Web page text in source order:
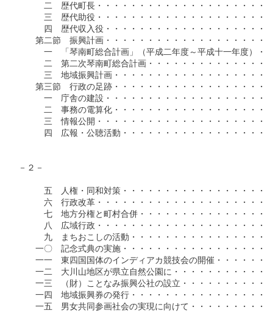
二　歴代町長・・・・・・・・・・・・・・・・・・・・・
三　歴代助役・・・・・・・・・・・・・・・・・・・・・
四　歴代収入役・・・・・・・・・・・・・・・・・・・・
第二節　振興計画・・・・・・・・・・・・・・・・・・・
一　「琴南町総合計画」（平成二年度～平成十一年度）・・
二　第二次琴南町総合計画・・・・・・・・・・・・・・・
三　地域振興計画・・・・・・・・・・・・・・・・・・・
第三節　行政の足跡・・・・・・・・・・・・・・・・・・
一　庁舎の建設・・・・・・・・・・・・・・・・・・・・
二　事務の電算化・・・・・・・・・・・・・・・・・・・
三　情報公開・・・・・・・・・・・・・・・・・・・・・
四　広報・公聴活動・・・・・・・・・・・・・・・・・・
－２－
五　人権・同和対策・・・・・・・・・・・・・・・・・・
六　行政改革・・・・・・・・・・・・・・・・・・・・・
七　地方分権と町村合併・・・・・・・・・・・・・・・・
八　広域行政・・・・・・・・・・・・・・・・・・・・・
九　まちおこしの活動・・・・・・・・・・・・・・・・・
一〇　記念式典の実施・・・・・・・・・・・・・・・・・
一一　東四国国体のインディアカ競技会の開催・・・・・・
一二　大川山地区が県立自然公園に・・・・・・・・・・・
一三　（財）ことなみ振興公社の設立・・・・・・・・・・
一四　地域振興券の発行・・・・・・・・・・・・・・・・
一五　男女共同参画社会の実現に向けて・・・・・・・・・